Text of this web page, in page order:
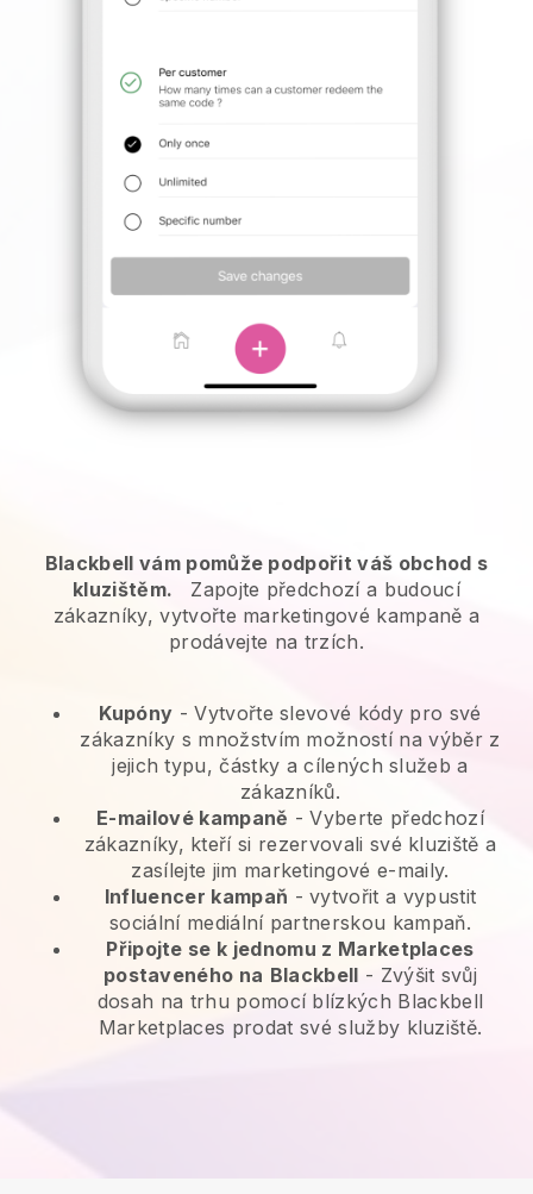
Blackbell vám pomůže podpořit váš obchod s
kluzištěm.
Zapojte předchozí a budoucí
zákazníky, vytvořte marketingové kampaně a
prodávejte na trzích.
Kupóny - Vytvořte slevové kódy pro své
zákazníky s množstvím možností na výběr z
jejich typu, částky a cílených služeb a
zákazníků.
E-mailové kampaně -Vyberte předchozí
zákazníky, kteří si rezervovali své kluziště a
zasílejte jim marketingové e-maily.
Influencer kampaň - vytvořit a vypustit
sociální mediální partnerskou kampaň.
Připojte se k jednomu z Marketplaces
postaveného na Blackbell - Zvýšit svůj
dosah na trhu pomocí blízkých Blackbell
Marketplaces prodat své služby kluziště.